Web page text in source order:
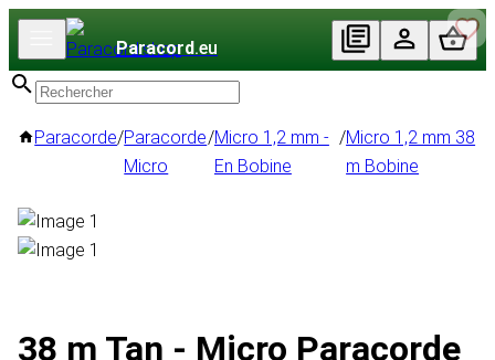
Paracord.eu
Paracorde/Paracorde
Micro
/Micro 1,2 mm -
En Bobine
/Micro 1,2 mm 38
m Bobine
38 m Tan - Micro Paracorde